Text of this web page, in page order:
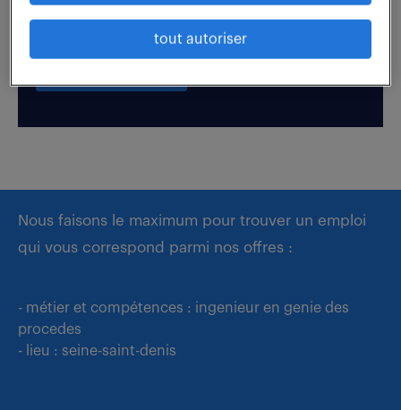
en postulant par candidature spontanée.
Nous faisons le maximum pour trouver un emploi
qui vous correspond parmi nos offres :
- métier et compétences : ingenieur en genie des
procedes
- lieu : seine-saint-denis
tout autoriser